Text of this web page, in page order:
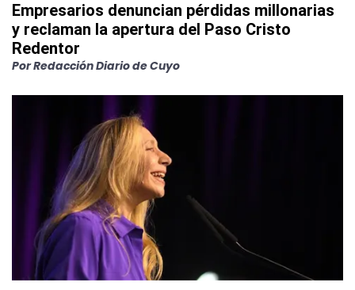
Empresarios denuncian pérdidas millonarias
y reclaman la apertura del Paso Cristo
Redentor
PorRedacción Diario de Cuyo